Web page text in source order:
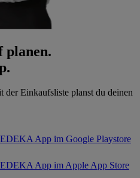
planen.
der Einkaufsliste planst du deinen
App im Google Playstore
App im Apple App Store